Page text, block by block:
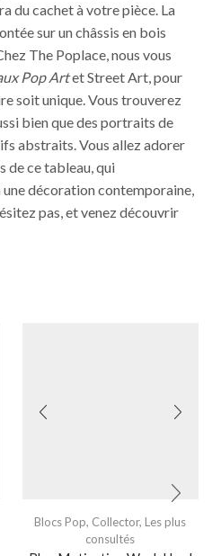
du cachet à votre pièce. La
sur un châssis en bois
The Poplace, nous vous
Pop Artet Street Art, pour
soit unique. Vous trouverez
bien que des portraits de
abstraits. Vous allez adorer
de ce tableau, qui
décoration contemporaine,
pas, et venez découvrir
Blocs Pop, Collector, Les plus
consultés